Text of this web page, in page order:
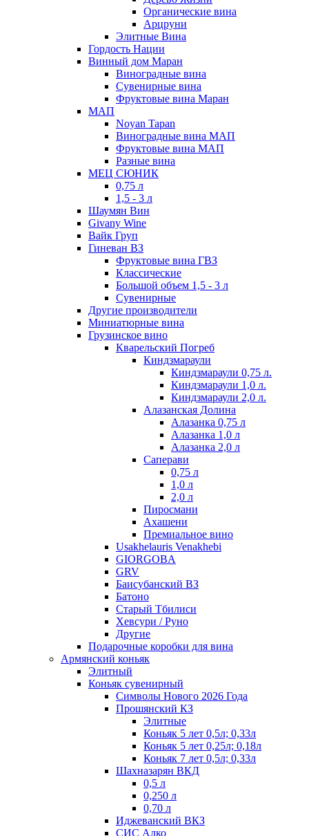
Органические вина
Арцруни
Элитные Вина
Гордость Нации
Винный дом Маран
Виноградные вина
Сувенирные вина
Фруктовые вина Маран
МАП
Noyan Tapan
Виноградные вина МАП
Фруктовые вина МАП
Разные вина
МЕЦ СЮНИК
0,75 л
1,5 - 3 л
Шаумян Вин
Givany Wine
Вайк Груп
Гиневан ВЗ
Фруктовые вина ГВЗ
Классические
Большой объем 1,5 - 3 л
Сувенирные
Другие производители
Миниатюрные вина
Грузинское вино
Кварельский Погреб
Киндзмараули
Киндзмараули 0,75 л.
Киндзмараули 1,0 л.
Киндзмараули 2,0 л.
Алазанская Долина
Алазанка 0,75 л
Алазанка 1,0 л
Алазанка 2,0 л
Саперави
0,75 л
1,0 л
2,0 л
Пиросмани
Ахашени
Премиальное вино
Usakhelauris Venakhebi
GIORGOBA
GRV
Баисубанский ВЗ
Батоно
Старый Тбилиси
Хевсури / Руно
Другие
Подарочные коробки для вина
Армянский коньяк
Элитный
Коньяк сувенирный
Символы Нового 2026 Года
Прошянский КЗ
Элитные
Коньяк 5 лет 0,5л; 0,33л
Коньяк 5 лет 0,25л; 0,18л
Коньяк 7 лет 0,5л; 0,33л
Шахназарян ВКД
0,5 л
0,250 л
0,70 л
Иджеванский ВКЗ
СИС Алко